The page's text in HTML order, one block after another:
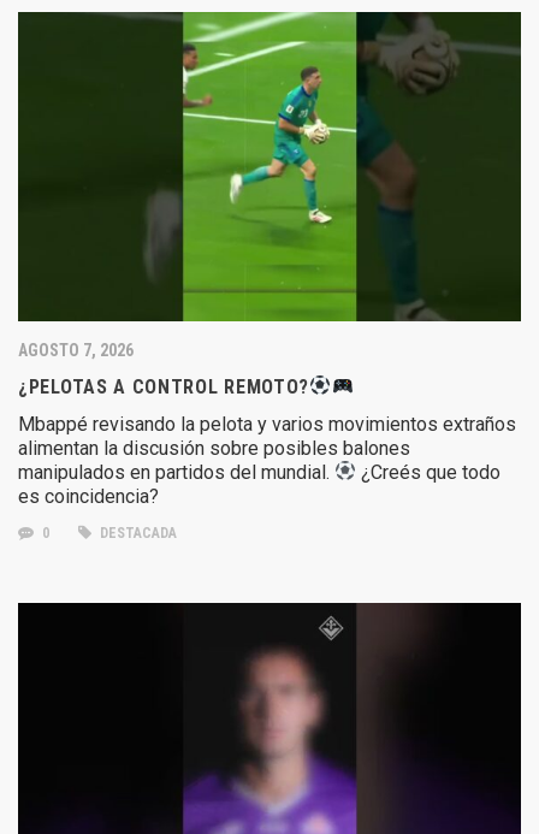
AGOSTO 7, 2026
¿PELOTAS A CONTROL REMOTO?
Mbappé revisando la pelota y varios movimientos extraños
alimentan la discusión sobre posibles balones
manipulados en partidos del mundial.
¿Creés que todo
es coincidencia?
0 DESTACADA